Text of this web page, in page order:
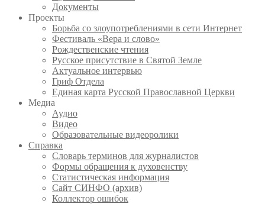
Документы
Проекты
Борьба со злоупотреблениями в сети Интернет
Фестиваль «Вера и слово»
Рождественские чтения
Русское присутствие в Святой Земле
Актуальное интервью
Гриф Отдела
Единая карта Русской Православной Церкви
Медиа
Аудио
Видео
Образовательные видеоролики
Справка
Словарь терминов для журналистов
Формы обращения к духовенству
Статистическая информация
Сайт СИНФО (архив)
Коллектор ошибок